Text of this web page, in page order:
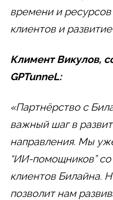
времени и
клиентов и
Климент Викулов,
GPTunneL:
«Партнёрство с
важный шаг в
направления. Мы
“ИИ-помощников”
клиентов Билайна.
позволит нам